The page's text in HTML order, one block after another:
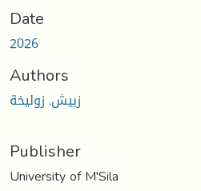
Date
2026
Authors
زبيش, زوليخة
Publisher
University of M'Sila